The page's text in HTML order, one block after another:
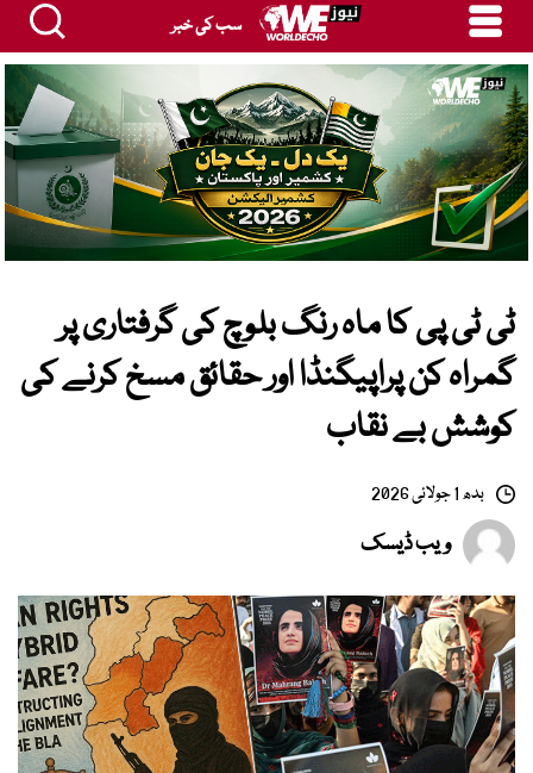
سب کی خبر
ٹی ٹی پی کا ماہ رنگ بلوچ کی گرفتاری پر
گمراہ کن پراپیگنڈا اور حقائق مسخ کرنے کی
کوشش بے نقاب
بدھ 1 جولائی 2026
ویب ڈیسک